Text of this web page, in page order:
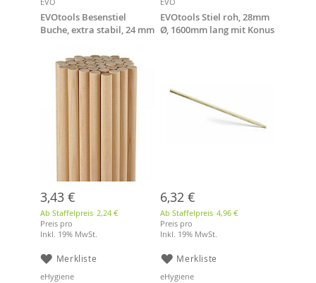
EVOtools Besenstiel
Buche, extra stabil, 24 mm
3,43 €
Ab Staffelpreis 2,24 €
Preis pro
Inkl. 19% MwSt.
Merkliste
EVOtools Stiel roh, 28mm
Ø, 1600mm lang mit Konus
6,32 €
Ab Staffelpreis 4,96 €
Preis pro
Inkl. 19% MwSt.
Merkliste
eHygiene eHygiene